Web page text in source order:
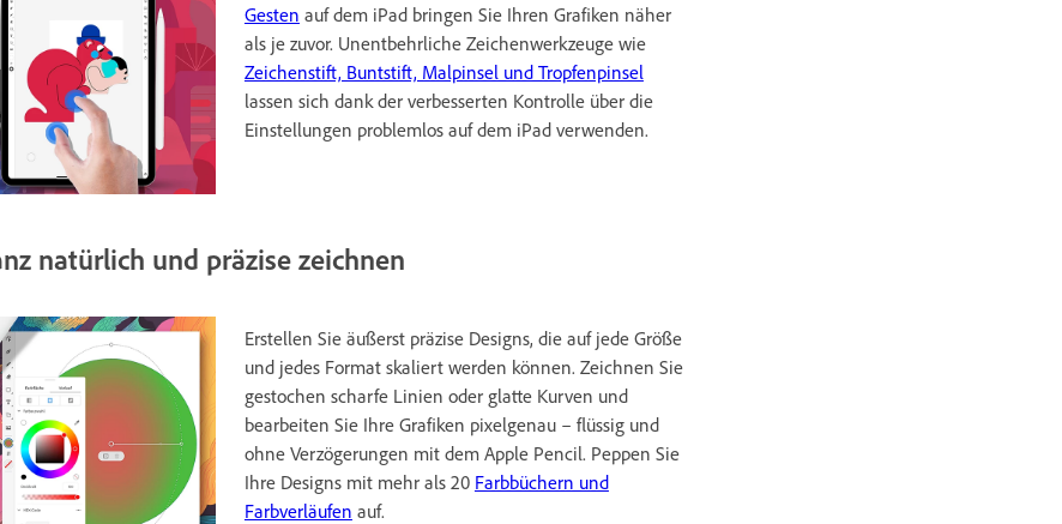
Gesten auf dem iPad bringen Sie Ihren Grafiken näher
als je zuvor. Unentbehrliche Zeichenwerkzeuge wie
Zeichenstift, Buntstift, Malpinsel und Tropfenpinsel
lassen sich dank der verbesserten Kontrolle über die
Einstellungen problemlos auf dem iPad verwenden.
natürlich und präzise zeichnen
Erstellen Sie äußerst präzise Designs, die auf jede Größe
und jedes Format skaliert werden können. Zeichnen Sie
gestochen scharfe Linien oder glatte Kurven und
bearbeiten Sie Ihre Grafiken pixelgenau – flüssig und
ohne Verzögerungen mit dem Apple Pencil. Peppen Sie
Ihre Designs mit mehr als 20 Farbbüchern und
Farbverläufen auf.